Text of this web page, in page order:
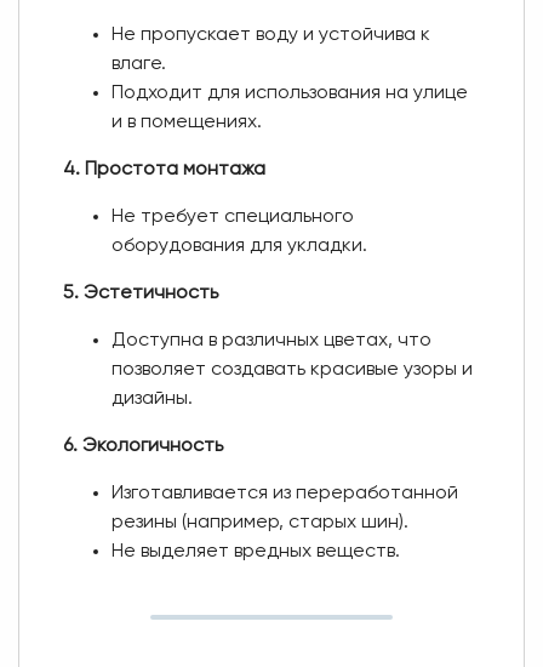
Не пропускает воду и устойчива к
влаге.
Подходит для использования на улице
и в помещениях.
4. Простота монтажа
Не требует специального
оборудования для укладки.
5. Эстетичность
Доступна в различных цветах, что
позволяет создавать красивые узоры и
дизайны.
6. Экологичность
Изготавливается из переработанной
резины (например, старых шин).
Не выделяет вредных веществ.